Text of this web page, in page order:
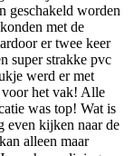
geschakeld worden
met de
er twee keer
super strakke pvc
werd er met
voor het vak! Alle
was top! Wat is
even kijken naar de
alleen maar